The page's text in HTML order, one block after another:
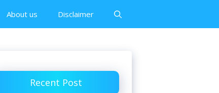
About us Disclaimer
Recent Post